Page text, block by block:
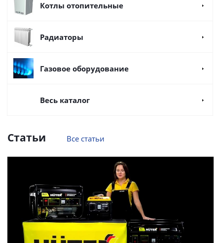
Котлы отопительные
Радиаторы
Газовое оборудование
Весь каталог
Статьи Все статьи